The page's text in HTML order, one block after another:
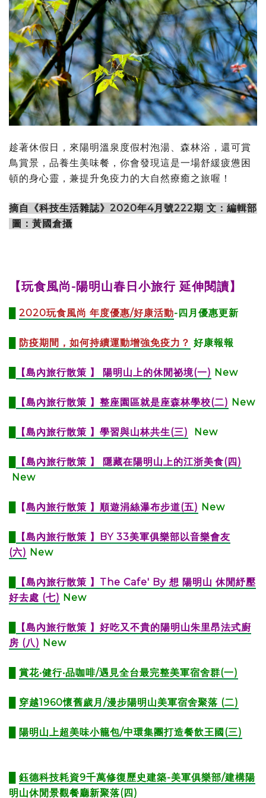
趁著休假日，來陽明溫泉度假村泡湯、森林浴，還可賞
鳥賞景，品養生美味餐，你會發現這是一場舒緩疲憊困
頓的身心靈，兼提升免疫力的大自然療癒之旅喔！
摘自《科技生活雜誌》2020年4月號222期 文：編輯部
圖：黃國倉攝
【玩食風尚-陽明山春日小旅行 延伸閱讀】
2020玩食風尚 年度優惠/好康活動-四月優惠更新
防疫期間，如何持續運動增強免疫力？ 好康報報
【島內旅行散策 】 陽明山上的休閒祕境(一) New
【島內旅行散策 】整座園區就是座森林學校(二) New
【島內旅行散策 】學習與山林共生(三) New
【島內旅行散策 】 隱藏在陽明山上的江浙美食(四)
New
【島內旅行散策 】順遊涓絲瀑布步道(五) New
【島內旅行散策 】BY 33美軍俱樂部以音樂會友
(六) New
【島內旅行散策 】The Cafe' By 想 陽明山 休閒紓壓
好去處 (七) New
【島內旅行散策 】好吃又不貴的陽明山朱里昂法式廚
房 (八)​​​​ New
賞花‧健行‧品咖啡/遇見全台最完整美軍宿舍群(一)
穿越1960懷舊歲月/漫步陽明山美軍宿舍聚落 (二)
陽明山上超美味小籠包/中環集團打造餐飲王國(三)
鈺德科技耗資9千萬修復歷史建築-美軍俱樂部/建構陽
明山休閒景觀餐廳新聚落(四)